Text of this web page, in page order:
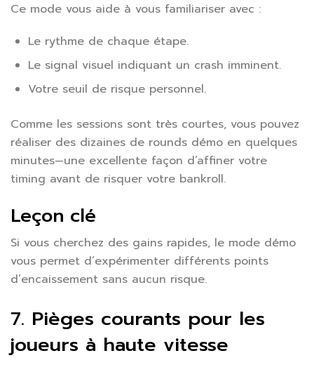
Ce mode vous aide à vous familiariser avec :
Le rythme de chaque étape.
Le signal visuel indiquant un crash imminent.
Votre seuil de risque personnel.
Comme les sessions sont très courtes, vous pouvez
réaliser des dizaines de rounds démo en quelques
minutes—une excellente façon d’affiner votre
timing avant de risquer votre bankroll.
Leçon clé
Si vous cherchez des gains rapides, le mode démo
vous permet d’expérimenter différents points
d’encaissement sans aucun risque.
7. Pièges courants pour les
joueurs à haute vitesse